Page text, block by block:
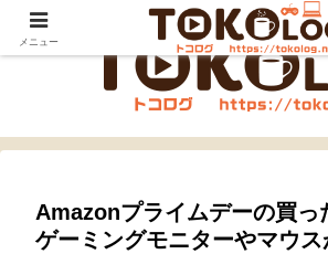
Amazonプライムデーの買っ
ゲーミングモニターやマウス
メニュー